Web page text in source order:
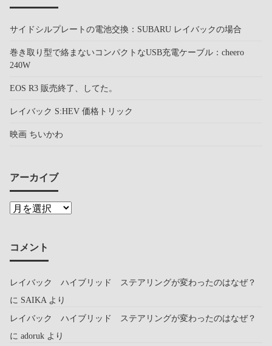
サイドシルプレートの電池交換：SUBARU レイバックの場合
巻き取り型で絡まないコンパクトなUSB充電ケーブル：cheero
240W
EOS R3 販売終了、してた。
レイバック S:HEV 価格トリック
映画 ちいかわ
アーカイブ
コメント
レイバック ハイブリッド ステアリングが変わったのはなぜ？
に SAIKA より
レイバック ハイブリッド ステアリングが変わったのはなぜ？
に adoruk より